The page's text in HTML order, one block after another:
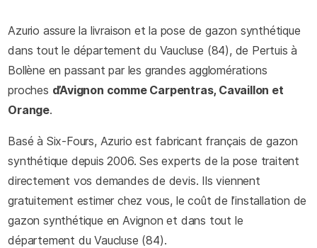
Azurio assure la livraison et la pose de gazon synthétique
dans tout le département du Vaucluse (84), de Pertuis à
Bollène en passant par les grandes agglomérations
proches d’Avignon comme Carpentras, Cavaillon et
Orange.
Basé à Six-Fours, Azurio est fabricant français de gazon
synthétique depuis 2006. Ses experts de la pose traitent
directement vos demandes de devis. Ils viennent
gratuitement estimer chez vous, le coût de l’installation de
gazon synthétique en Avignon et dans tout le
département du Vaucluse (84).